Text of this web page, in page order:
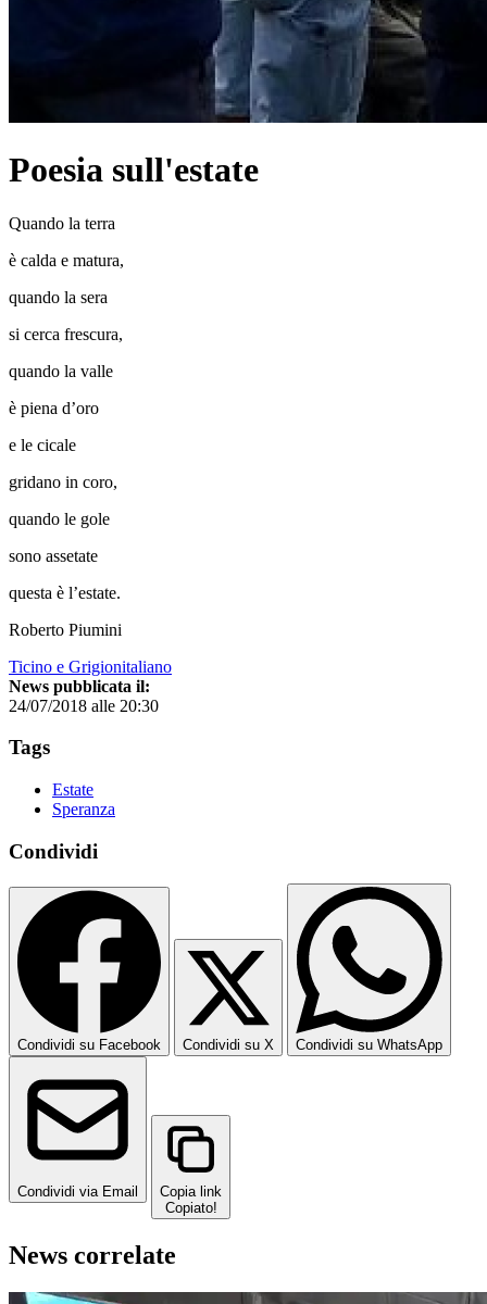
Poesia sull'estate
Quando la terra
è calda e matura,
quando la sera
si cerca frescura,
quando la valle
è piena d’oro
e le cicale
gridano in coro,
quando le gole
sono assetate
questa è l’estate.
Roberto Piumini
Ticino e Grigionitaliano
News pubblicata il:
24/07/2018 alle 20:30
Tags
Estate
Speranza
Condividi
Condividi su Facebook Condividi su X Condividi su WhatsApp
Condividi via Email
Copia link
Copiato!
News correlate